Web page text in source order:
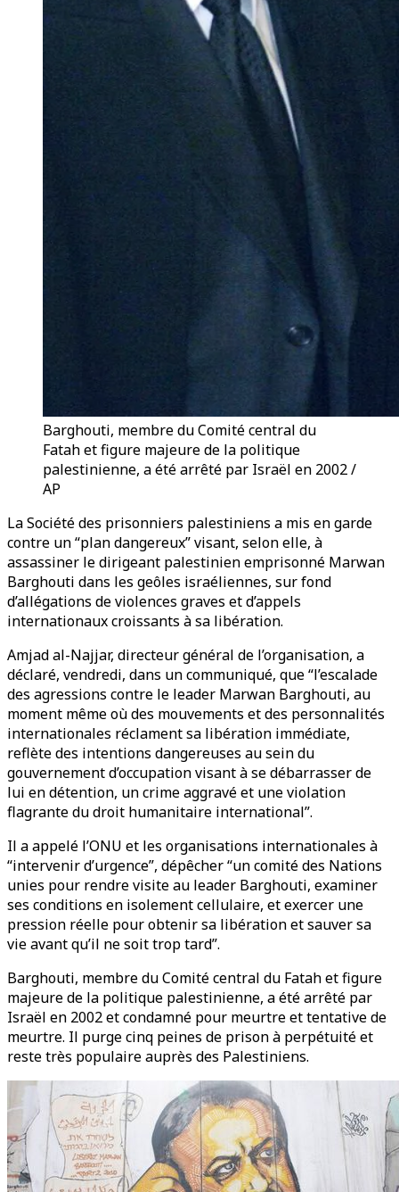
Barghouti, membre du Comité central du
Fatah et figure majeure de la politique
palestinienne, a été arrêté par Israël en 2002 /
AP
La Société des prisonniers palestiniens a mis en garde
contre un “plan dangereux” visant, selon elle, à
assassiner le dirigeant palestinien emprisonné Marwan
Barghouti dans les geôles israéliennes, sur fond
d’allégations de violences graves et d’appels
internationaux croissants à sa libération.
Amjad al-Najjar, directeur général de l’organisation, a
déclaré, vendredi, dans un communiqué, que “l’escalade
des agressions contre le leader Marwan Barghouti, au
moment même où des mouvements et des personnalités
internationales réclament sa libération immédiate,
reflète des intentions dangereuses au sein du
gouvernement d’occupation visant à se débarrasser de
lui en détention, un crime aggravé et une violation
flagrante du droit humanitaire international”.
Il a appelé l’ONU et les organisations internationales à
“intervenir d’urgence”, dépêcher “un comité des Nations
unies pour rendre visite au leader Barghouti, examiner
ses conditions en isolement cellulaire, et exercer une
pression réelle pour obtenir sa libération et sauver sa
vie avant qu’il ne soit trop tard”.
Barghouti, membre du Comité central du Fatah et figure
majeure de la politique palestinienne, a été arrêté par
Israël en 2002 et condamné pour meurtre et tentative de
meurtre. Il purge cinq peines de prison à perpétuité et
reste très populaire auprès des Palestiniens.